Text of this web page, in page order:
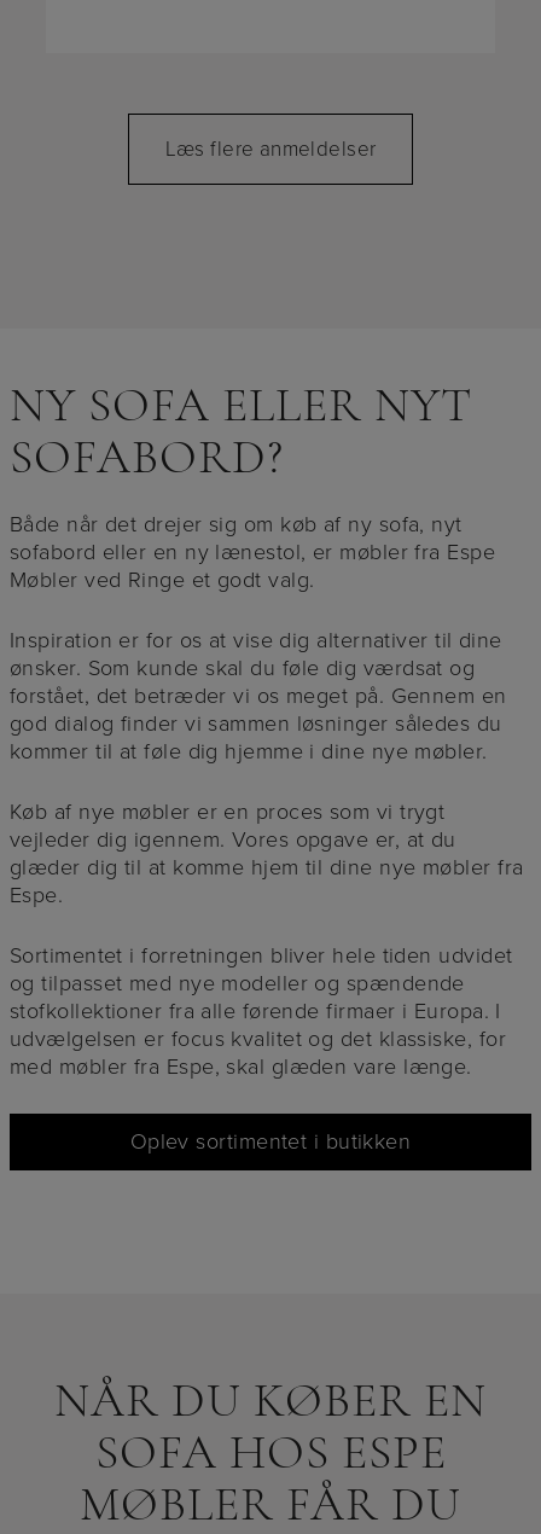
Læs flere anmeldelser
NY SOFA ELLER NYT
SOFABORD?
Både når det drejer sig om køb af ny sofa, nyt
sofabord eller en ny lænestol, er møbler fra Espe
Møbler ved Ringe et godt valg.
Inspiration er for os at vise dig alternativer til dine
ønsker. Som kunde skal du føle dig værdsat og
forstået, det betræder vi os meget på. Gennem en
god dialog finder vi sammen løsninger således du
kommer til at føle dig hjemme i dine nye møbler.
Køb af nye møbler er en proces som vi trygt
vejleder dig igennem. Vores opgave er, at du
glæder dig til at komme hjem til dine nye møbler fra
Espe.
Sortimentet i forretningen bliver hele tiden udvidet
og tilpasset med nye modeller og spændende
stofkollektioner fra alle førende firmaer i Europa. I
udvælgelsen er focus kvalitet og det klassiske, for
med møbler fra Espe, skal glæden vare længe.
Oplev sortimentet i butikken
NÅR DU KØBER EN
SOFA HOS ESPE
MØBLER FÅR DU